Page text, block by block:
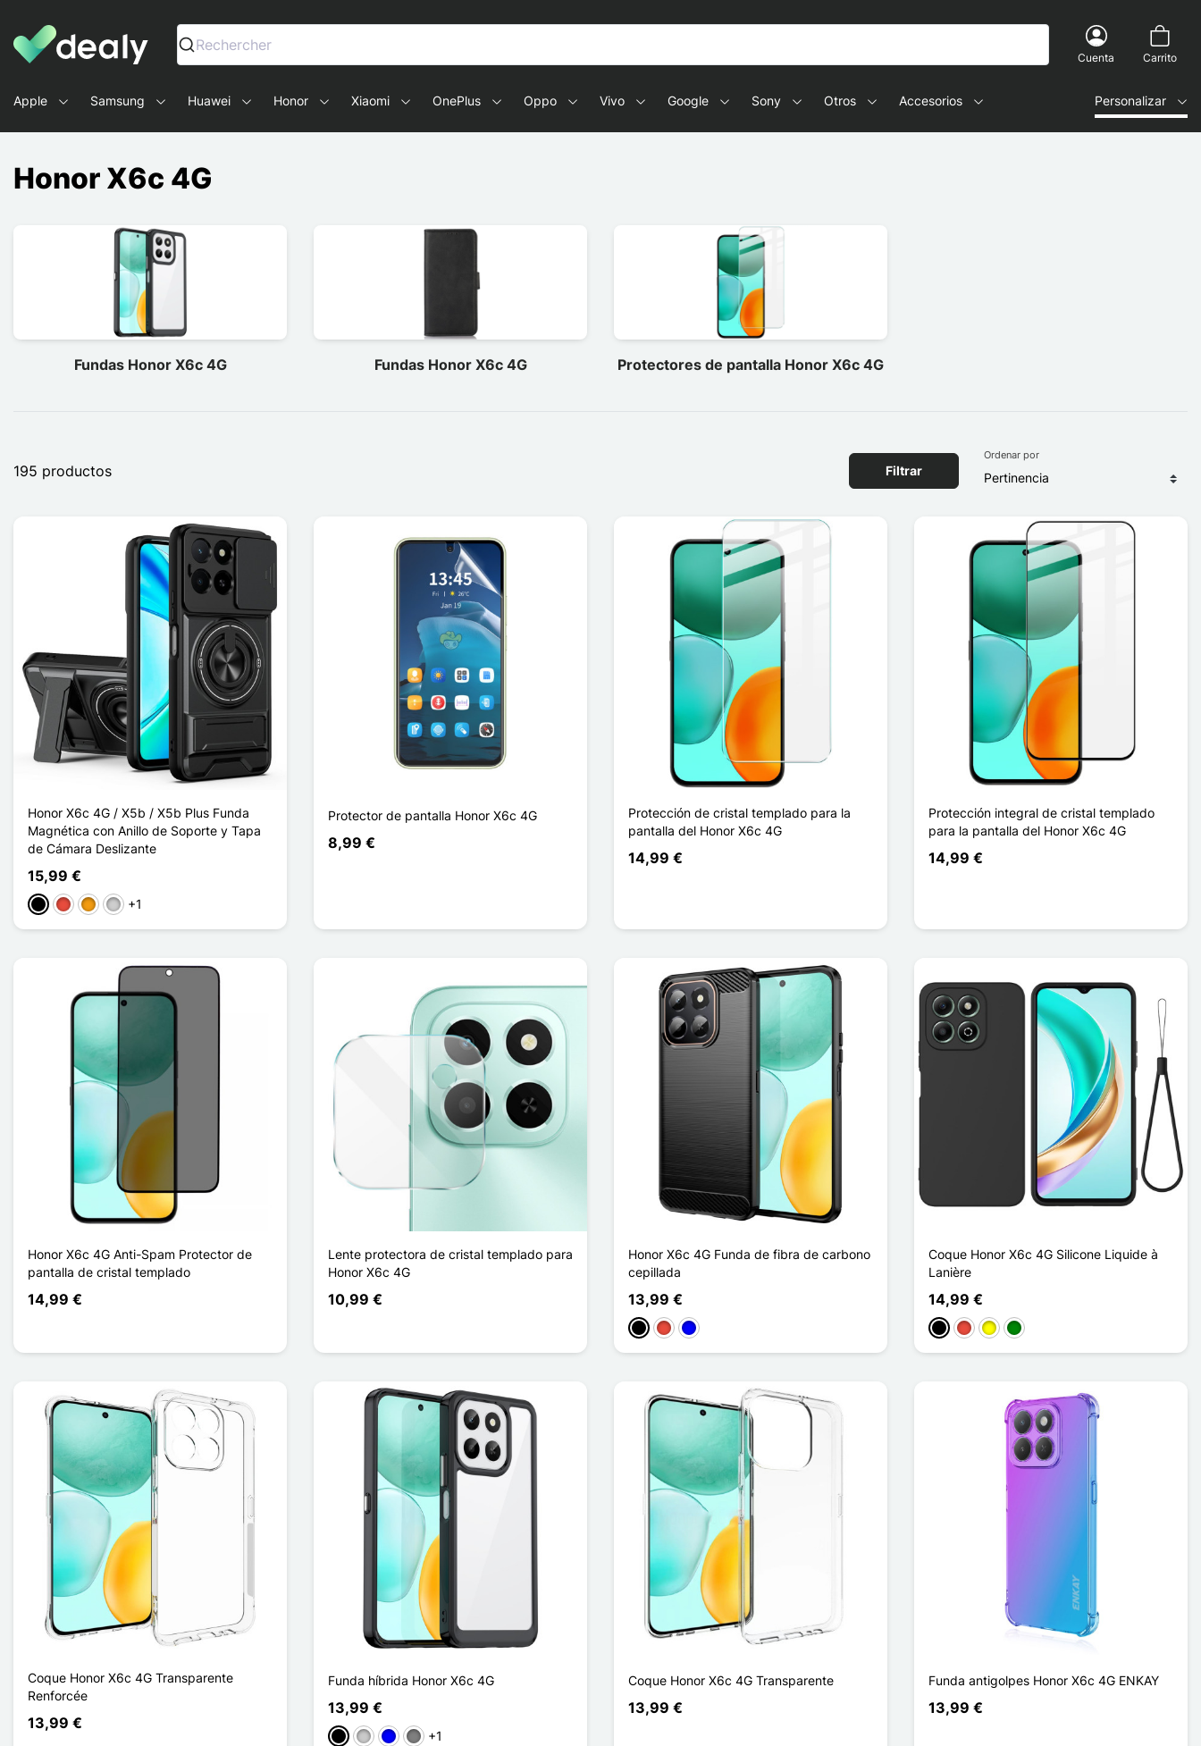
Dealy - Fundas y accesorios para smartphones y tablets
Rechercher
Cuenta Carrito
Apple Samsung Huawei Honor Xiaomi OnePlus Oppo Vivo Google Sony Otros Accesorios Personalizar
Honor X6c 4G
Fundas Honor X6c 4G Fundas Honor X6c 4G Protectores de pantalla Honor X6c 4G
195 productos Filtrar
Ordenar por
Honor X6c 4G / X5b / X5b Plus Funda
Magnética con Anillo de Soporte y Tapa
de Cámara Deslizante
15,99 €
NegroRojoNaranja
Plata+1
Protector de pantalla Honor X6c 4G
8,99 €
Protección de cristal templado para la
pantalla del Honor X6c 4G
14,99 €
Protección integral de cristal templado
para la pantalla del Honor X6c 4G
14,99 €
Honor X6c 4G Anti-Spam Protector de
pantalla de cristal templado
14,99 €
Lente protectora de cristal templado para
Honor X6c 4G
10,99 €
Honor X6c 4G Funda de fibra de carbono
cepillada
13,99 €
NegroRojoAzul
Coque Honor X6c 4G Silicone Liquide à
Lanière
14,99 €
NegroRojoAmarillo
Verde
Coque Honor X6c 4G Transparente
Renforcée
13,99 €
Funda híbrida Honor X6c 4G
13,99 €
NegroTransparente
AzulGris Transparent
+1
Coque Honor X6c 4G Transparente
13,99 €
Funda antigolpes Honor X6c 4G ENKAY
13,99 €